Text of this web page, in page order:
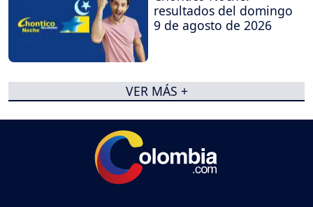
resultados del domingo
9 de agosto de 2026
VER MÁS +